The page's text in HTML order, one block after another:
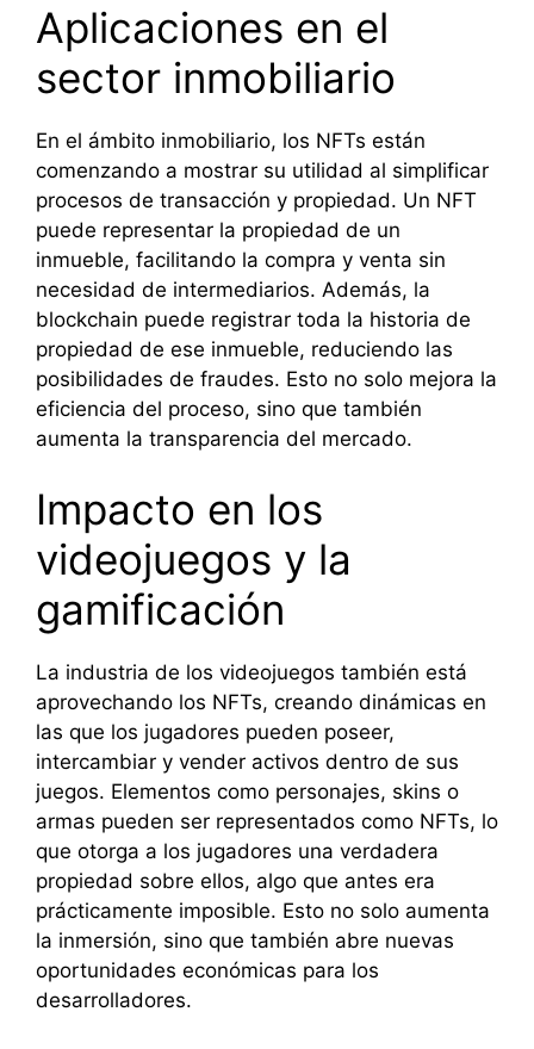
Aplicaciones en el
sector inmobiliario
En el ámbito inmobiliario, los NFTs están
comenzando a mostrar su utilidad al simplificar
procesos de transacción y propiedad. Un NFT
puede representar la propiedad de un
inmueble, facilitando la compra y venta sin
necesidad de intermediarios. Además, la
blockchain puede registrar toda la historia de
propiedad de ese inmueble, reduciendo las
posibilidades de fraudes. Esto no solo mejora la
eficiencia del proceso, sino que también
aumenta la transparencia del mercado.
Impacto en los
videojuegos y la
gamificación
La industria de los videojuegos también está
aprovechando los NFTs, creando dinámicas en
las que los jugadores pueden poseer,
intercambiar y vender activos dentro de sus
juegos. Elementos como personajes, skins o
armas pueden ser representados como NFTs, lo
que otorga a los jugadores una verdadera
propiedad sobre ellos, algo que antes era
prácticamente imposible. Esto no solo aumenta
la inmersión, sino que también abre nuevas
oportunidades económicas para los
desarrolladores.